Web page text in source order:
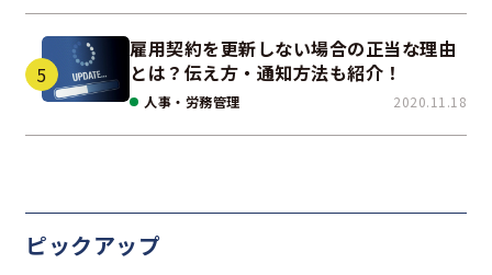
雇用契約を更新しない場合の正当な理由
とは？伝え方・通知方法も紹介！
人事・労務管理 2020.11.18
ピックアップ